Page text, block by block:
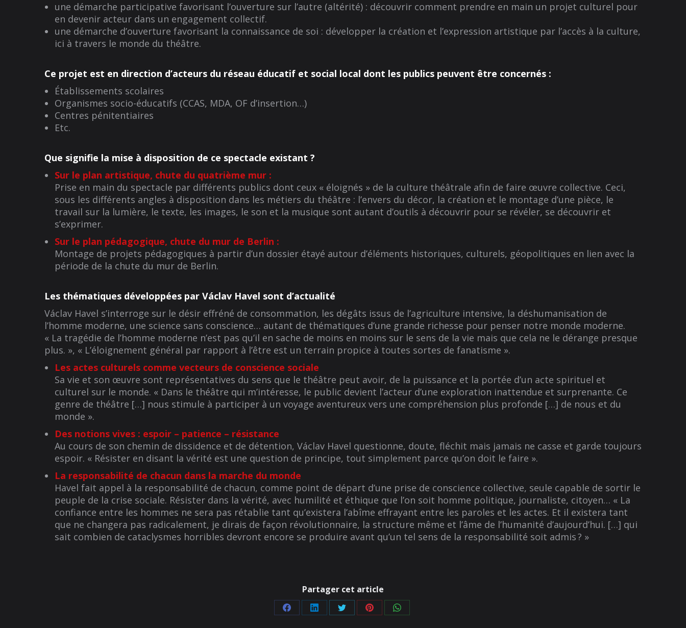
une démarche participative favorisant l’ouverture sur l’autre (altérité) : découvrir comment prendre en main un projet culturel pour
en devenir acteur dans un engagement collectif.
une démarche d’ouverture favorisant la connaissance de soi : développer la création et l’expression artistique par l’accès à la culture,
ici à travers le monde du théâtre.
Ce projet est en direction d’acteurs du réseau éducatif et social local dont les publics peuvent être concernés :
Établissements scolaires
Organismes socio-éducatifs (CCAS, MDA, OF d’insertion…)
Centres pénitentiaires
Etc.
Que signifie la mise à disposition de ce spectacle existant ?
Sur le plan artistique, chute du quatrième mur :
Prise en main du spectacle par différents publics dont ceux « éloignés » de la culture théâtrale afin de faire œuvre collective. Ceci,
sous les différents angles à disposition dans les métiers du théâtre : l’envers du décor, la création et le montage d’une pièce, le
travail sur la lumière, le texte, les images, le son et la musique sont autant d’outils à découvrir pour se révéler, se découvrir et
s’exprimer.
Sur le plan pédagogique, chute du mur de Berlin :
Montage de projets pédagogiques à partir d’un dossier étayé autour d’éléments historiques, culturels, géopolitiques en lien avec la
période de la chute du mur de Berlin.
Les thématiques développées par Václav Havel sont d’actualité
Václav Havel s’interroge sur le désir effréné de consommation, les dégâts issus de l’agriculture intensive, la déshumanisation de
l’homme moderne, une science sans conscience… autant de thématiques d’une grande richesse pour penser notre monde moderne.
« La tragédie de l’homme moderne n’est pas qu’il en sache de moins en moins sur le sens de la vie mais que cela ne le dérange presque
plus. », « L’éloignement général par rapport à l’être est un terrain propice à toutes sortes de fanatisme ».
Les actes culturels comme vecteurs de conscience sociale
Sa vie et son œuvre sont représentatives du sens que le théâtre peut avoir, de la puissance et la portée d’un acte spirituel et
culturel sur le monde. « Dans le théâtre qui m’intéresse, le public devient l’acteur d’une exploration inattendue et surprenante. Ce
genre de théâtre […] nous stimule à participer à un voyage aventureux vers une compréhension plus profonde […] de nous et du
monde ».
Des notions vives : espoir – patience – résistance
Au cours de son chemin de dissidence et de détention, Václav Havel questionne, doute, fléchit mais jamais ne casse et garde toujours
espoir. « Résister en disant la vérité est une question de principe, tout simplement parce qu’on doit le faire ».
La responsabilité de chacun dans la marche du monde
Havel fait appel à la responsabilité de chacun, comme point de départ d’une prise de conscience collective, seule capable de sortir le
peuple de la crise sociale. Résister dans la vérité, avec humilité et éthique que l’on soit homme politique, journaliste, citoyen… « La
confiance entre les hommes ne sera pas rétablie tant qu’existera l’abîme effrayant entre les paroles et les actes. Et il existera tant
que ne changera pas radicalement, je dirais de façon révolutionnaire, la structure même et l’âme de l’humanité d’aujourd’hui. […] qui
sait combien de cataclysmes horribles devront encore se produire avant qu’un tel sens de la responsabilité soit admis ? »
Partager cet article
PartagerPartagerPartagerPartagerPartager